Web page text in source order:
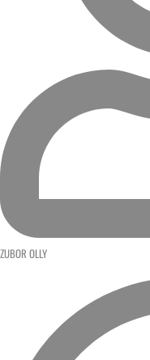
ZUBOR OLLY